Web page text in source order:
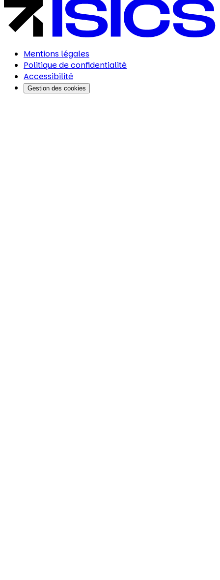
Mentions légales
Politique de confidentialité
Accessibilité
Gestion des cookies